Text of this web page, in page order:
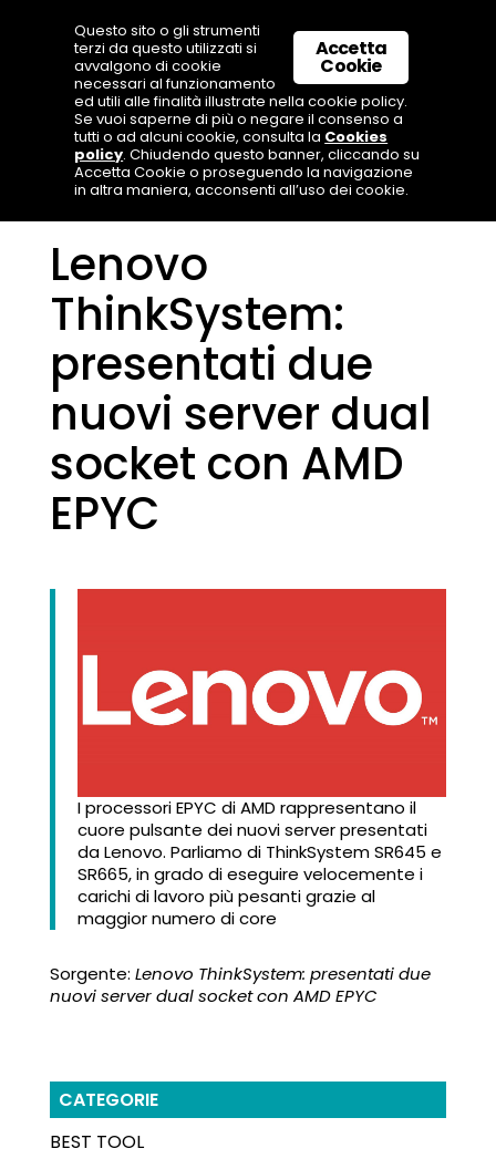
Lenovo
ThinkSystem:
presentati due
nuovi server dual
socket con AMD
EPYC
I processori EPYC di AMD rappresentano il
cuore pulsante dei nuovi server presentati
da Lenovo. Parliamo di ThinkSystem SR645 e
SR665, in grado di eseguire velocemente i
carichi di lavoro più pesanti grazie al
maggior numero di core
Sorgente: Lenovo ThinkSystem: presentati due
nuovi server dual socket con AMD EPYC
CATEGORIE
BEST TOOL
Accetta
Cookie
Questo sito o gli strumenti
terzi da questo utilizzati si
avvalgono di cookie
necessari al funzionamento
ed utili alle finalità illustrate nella cookie policy.
Se vuoi saperne di più o negare il consenso a
tutti o ad alcuni cookie, consulta la Cookies
policy. Chiudendo questo banner, cliccando su
Accetta Cookie o proseguendo la navigazione
in altra maniera, acconsenti all’uso dei cookie.